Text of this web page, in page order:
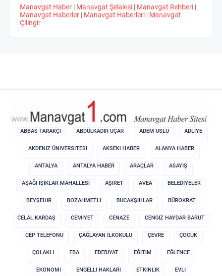
Manavgat Haber | Manavgat Şelalesi | Manavgat Rehberi |
Manavgat Haberler | Manavgat Haberleri | Manavgat
Çilingir
ABBAS TARAKÇI ABDÜLKADIR UÇAR ADEM USLU ADLIYE
AKDENIZ ÜNIVERSITESI AKSEKI HABER ALANYA HABER
ANTALYA ANTALYA HABER ARAÇLAR ASAYIŞ
AŞAĞI IŞIKLAR MAHALLESI AŞIRET AVEA BELEDIYELER
BEYŞEHIR BOZAHMETLI BUCAKŞIHLAR BÜROKRAT
CELAL KARDAŞ CEMIYET CENAZE CENGIZ HAYDAR BARUT
CEP TELEFONU ÇAĞLAYAN İLKOKULU ÇEVRE ÇOCUK
ÇOLAKLI EBA EDEBIYAT EĞITIM EĞLENCE
EKONOMI ENGELLI HAKLARI ETKINLIK EVLI